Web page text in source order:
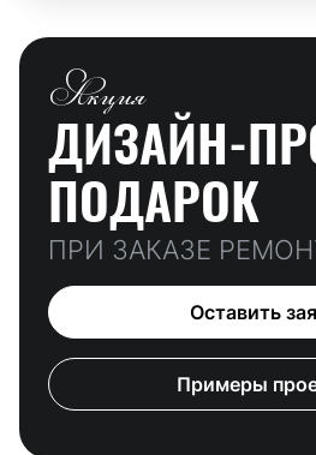
Акция
ДИЗАЙН-
ПОДАРОК
ПРИ ЗАКАЗЕ
Оставить
Примеры